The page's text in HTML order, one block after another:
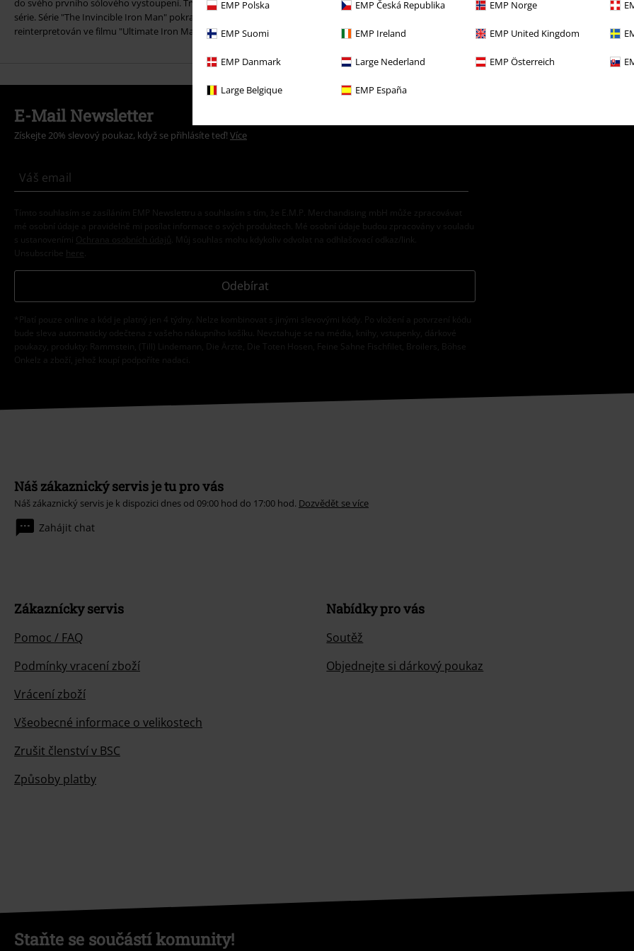
EMP Polska EMP Česká Republika EMP Norge
EMP Suomi EMP Ireland EMP United Kingdom
EMP Danmark Large Nederland EMP Österreich
Large Belgique EMP España
do svého prvního sólového vystoupení. Trvalo pět let, než se v roce 1968 konečně dočkal vlastní komiksové
série. Série "The Invincible Iron Man" pokračovala až do roku 1996. Od roku 2005 je marvelovský superhrdina
reinterpretován ve filmu "Ultimate Iron Man".
E-Mail Newsletter
Získejte 20% slevový poukaz, když se přihlásíte teď! Více
Tímto souhlasím se zasíláním EMP Newslettru a souhlasím s tím, že E.M.P. Merchandising mbH může zpracovávat
mé osobní údaje a pravidelně mi posílat informace o svých produktech. Mé osobní údaje budou zpracovány v souladu
s ustanoveními
Ochrana osobních údajů . Můj souhlas mohu kdykoliv odvolat na odhlašovací odkaz/link.
Unsubscribe here
Odebírat
*Platí pouze online a kód je platný jen 4 týdny. Nelze kombinovat s jinými slevovými kódy. Po vložení a potvrzení kódu
bude sleva automaticky odečtena z vašeho nákupního košíku. Nevztahuje se na média, knihy, vstupenky, dárkové
poukazy, produkty: Rammstein, (Till) Lindemann, Die Ärzte, Die Toten Hosen, Feine Sahne Fischfilet, Broilers, Böhse
Onkelz a zboží, jehož koupí podpoříte nadaci.
Náš zákaznický servis je tu pro vás
Náš zákaznický servis je k dispozici dnes od 09:00 hod do 17:00 hod. Dozvědět se více
Zahájit chat
Zákaznícky servis
Pomoc / FAQ
Podmínky vracení zboží
Vrácení zboží
Všeobecné informace o velikostech
Zrušit členství v BSC
Způsoby platby
Nabídky pro vás
Soutěž
Objednejte si dárkový poukaz
Staňte se součástí komunity!